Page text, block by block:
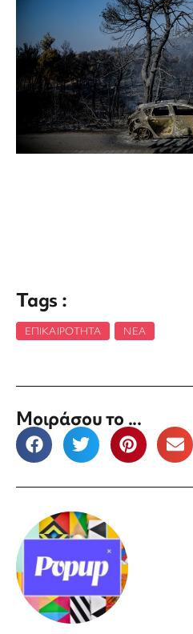
Tags :
ΕΠΙΚΑΙΡΌΤΗΤΑ ΝΈΑ
Μοιράσου το ...